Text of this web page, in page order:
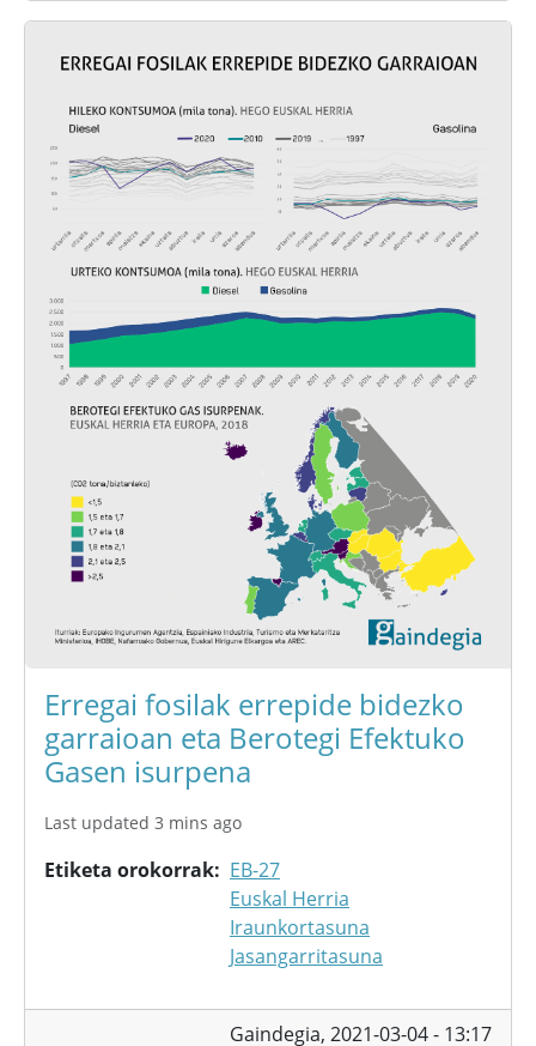
Erregai fosilak errepide bidezko
garraioan eta Berotegi Efektuko
Gasen isurpena
Last updated 3 mins ago
Etiketa orokorrak
EB-27
Euskal Herria
Iraunkortasuna
Jasangarritasuna
Gaindegia, 2021-03-04 - 13:17